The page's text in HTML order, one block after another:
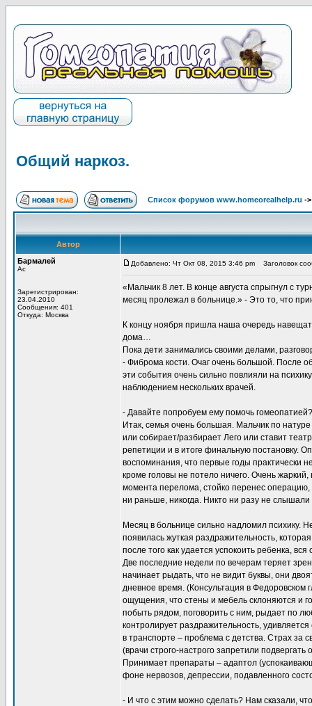
Общий наркоз.
Список форумов www.homeorealhelp.ru -
Автор
Бармалей
Ас
Зарегистрирован:
23.04.2010
Сообщения: 401
Откуда: Москва
Добавлено: Чт Окт 08, 2015 3:46 pm Заголовок
«Мальчик 8 лет. В конце августа спрыгнул с
месяц пролежал в больнице.» - Это то, что
К концу ноября пришла наша очередь
дома…
Пока дети занимались своими делами,
- Фиброма кости. Очаг очень большой. После
эти события очень сильно повлияли на
наблюдением нескольких врачей.
- Давайте попробуем ему помочь гомеопатией?
Итак, семья очень большая. Мальчик по
или собирает/разбирает Лего или ставит
репетиции и в итоге финальную постановку.
воспоминания, что первые годы практически
кроме головы не потело ничего. Очень
момента перелома, стойко перенес
ни раньше, никогда. Никто ни разу не слышали
Месяц в больнице сильно надломил психику.
появилась жуткая раздражительность,
после того как удается успокоить ребенка,
Две последние недели по вечерам теряет
начинает рыдать, что не видит буквы, они
дневное время. (Консультация в
ощущения, что стены и мебель склоняются и
побыть рядом, поговорить с ним, рыдает по
контролирует раздражительность,
в транспорте – проблема с детства. Страх за
(врачи строго-настрого запретили
Принимает препараты – адаптол
фоне нервозов, депрессии, подавленного
- И что с этим можно сделать? Нам сказали,